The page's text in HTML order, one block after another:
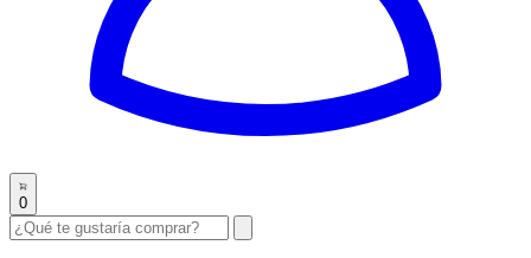
0